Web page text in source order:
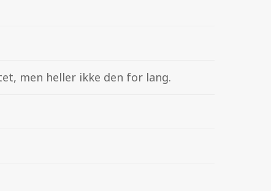
men heller ikke den for lang.